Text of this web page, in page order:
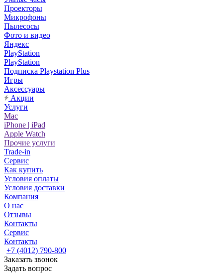
Проекторы
Микрофоны
Пылесосы
Фото и видео
Яндекс
PlayStation
PlayStation
Подписка Playstation Plus
Игры
Аксессуары
Акции
Услуги
Mac
iPhone | iPad
Apple Watch
Прочие услуги
Trade-in
Сервис
Как купить
Условия оплаты
Условия доставки
Компания
О нас
Отзывы
Контакты
Сервис
Контакты
+7 (4012) 790-800
Заказать звонок
Задать вопрос